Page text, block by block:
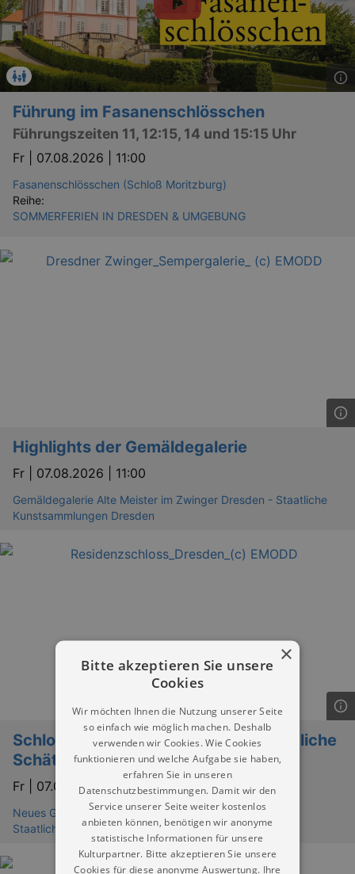
Führung im Fasanenschlösschen
Führungszeiten 11, 12:15, 14 und 15:15 Uhr
Fr | 07.08.2026 | 11:00
Fasanenschlösschen (Schloß Moritzburg)
Reihe:
SOMMERFERIEN IN DRESDEN & UMGEBUNG
Highlights der Gemäldegalerie
Fr | 07.08.2026 | 11:00
Gemäldegalerie Alte Meister im Zwinger Dresden - Staatliche
Kunstsammlungen Dresden
Schlossrundgang „Kurfürstlich-Königliche
Schätze, Feste und Gemächer“
Fr | 07.08.2026 | 11:00
Neues Grünes Gewölbe im Residenzschloß Dresden -
Staatliche Kunstsammlungen Dresden
×
Bitte akzeptieren Sie unsere
Cookies
Wir möchten Ihnen die Nutzung unserer Seite
so einfach wie möglich machen. Deshalb
verwenden wir Cookies. Wie Cookies
funktionieren und welche Aufgabe sie haben,
erfahren Sie in unseren
Datenschutzbestimmungen. Damit wir den
Service unserer Seite weiter kostenlos
anbieten können, benötigen wir anonyme
statistische Informationen für unsere
Kulturpartner. Bitte akzeptieren Sie unsere
Cookies für diese anonyme Auswertung. Ihre